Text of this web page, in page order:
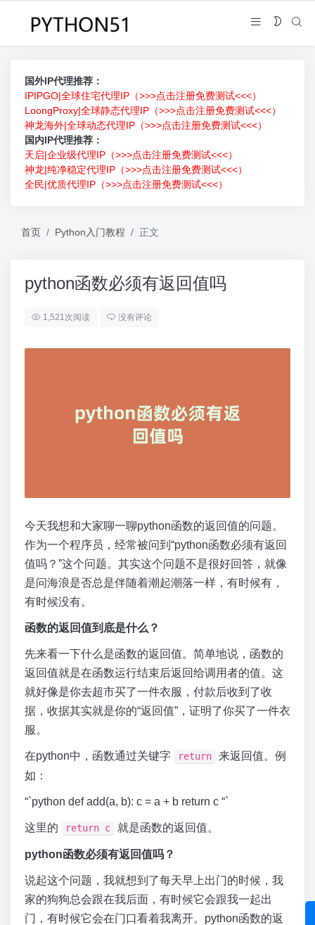
国外IP代理推荐：
IPIPGO|全球住宅代理IP（>>>点击注册免费测试<<<）
LoongProxy|全球静态代理IP（>>>点击注册免费测试<<<）
神龙海外|全球动态代理IP（>>>点击注册免费测试<<<）
国内IP代理推荐：
天启|企业级代理IP（>>>点击注册免费测试<<<）
神龙|纯净稳定代理IP（>>>点击注册免费测试<<<）
全民|优质代理IP（>>>点击注册免费测试<<<）
首页 Python入门教程 正文
python函数必须有返回值吗
1,521次阅读 没有评论
今天我想和大家聊一聊python函数的返回值的问题。
作为一个程序员，经常被问到“python函数必须有返回
值吗？”这个问题。其实这个问题不是很好回答，就像
是问海浪是否总是伴随着潮起潮落一样，有时候有，
有时候没有。
函数的返回值到底是什么？
先来看一下什么是函数的返回值。简单地说，函数的
返回值就是在函数运行结束后返回给调用者的值。这
就好像是你去超市买了一件衣服，付款后收到了收
据，收据其实就是你的“返回值”，证明了你买了一件衣
服。
在python中，函数通过关键字 return
来返回值。例
如：
“`python def add(a, b): c = a + b return c “`
这里的 return c 就是函数的返回值。
python函数必须有返回值吗？
说起这个问题，我就想到了每天早上出门的时候，我
家的狗狗总会跟在我后面，有时候它会跟我一起出
门，有时候它会在门口看着我离开。python函数的返